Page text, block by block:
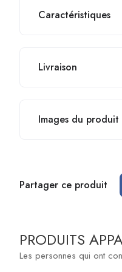
Caractéristiques
Livraison
Images du produit
Partager ce produit
PRODUITS
Les personnes qui ont